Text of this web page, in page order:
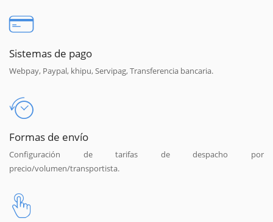
Sistemas de pago
Webpay, Paypal, khipu, Servipag, Transferencia bancaria.
Formas de envío
Configuración de tarifas de despacho por
precio/volumen/transportista.